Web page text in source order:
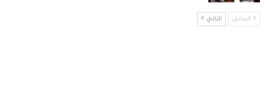
السابق التالي